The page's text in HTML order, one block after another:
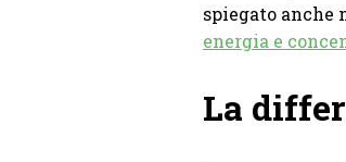
spiegato anche
energia e
La